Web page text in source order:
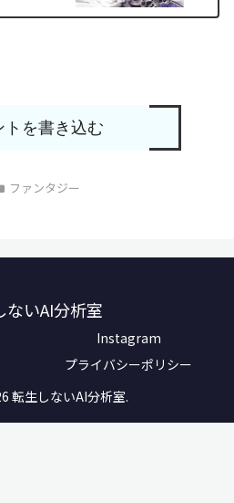
トを書き込む
ファンタジー
ないAI分析室
Instagram
プライバシーポリシー
転生しないAI分析室.